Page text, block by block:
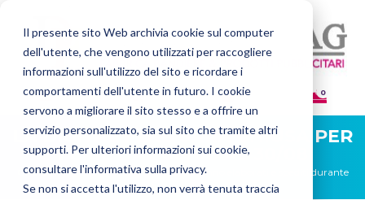
Il presente sito Web archivia cookie sul computer
dell'utente, che vengono utilizzati per raccogliere
informazioni sull'utilizzo del sito e ricordare i
comportamenti dell'utente in futuro. I cookie
servono a migliorare il sito stesso e a offrire un
servizio personalizzato, sia sul sito che tramite altri
supporti. Per ulteriori informazioni sui cookie,
consultare l'informativa sulla privacy.
Se non si accetta l'utilizzo, non verrà tenuta traccia
0
LA DIGITAL FLAG SARÀ CHIUSA PER
FERIE DAL 08/08 AL 30/08
Gli ordini ricevuti in questo periodo verranno elaborati e spediti durante